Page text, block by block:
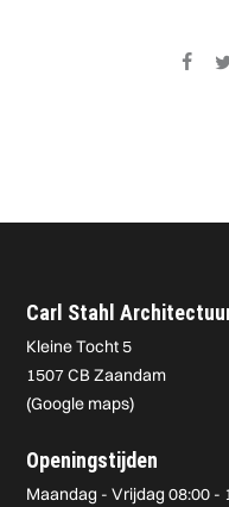
Carl Stahl
Kleine Tocht 5
1507 CB Zaandam
(Google maps)
Openingstijden
Maandag - Vrijdag 08:00 -